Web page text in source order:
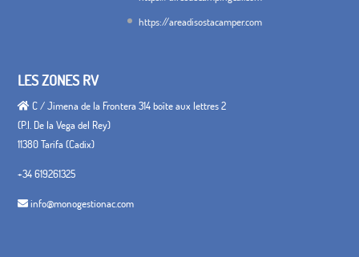
https://areadisostacamper.com
LES ZONES RV
C / Jimena de la Frontera 314 boîte aux lettres 2
(P.I. De la Vega del Rey)
11380 Tarifa (Cadix)
+34 619261325
info@monogestionac.com